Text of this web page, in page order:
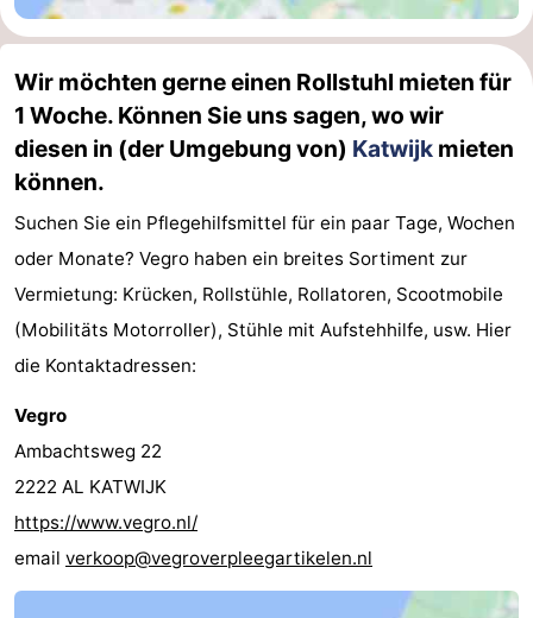
Wir möchten gerne einen Rollstuhl mieten für
1 Woche. Können Sie uns sagen, wo wir
diesen in (der Umgebung von) Katwijk mieten
können.
Suchen Sie ein Pflegehilfsmittel für ein paar Tage, Wochen
oder Monate? Vegro haben ein breites Sortiment zur
Vermietung: Krücken, Rollstühle, Rollatoren, Scootmobile
(Mobilitäts Motorroller), Stühle mit Aufstehhilfe, usw. Hier
die Kontaktadressen:
Vegro
Ambachtsweg 22
2222 AL KATWIJK
https://www.vegro.nl/
email verkoop@vegroverpleegartikelen.nl